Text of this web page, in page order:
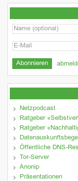
Netzpodcast
Ratgeber
Ratgeber
Öffentliche DNS-
Tor-Server
Anonip
Präsentationen